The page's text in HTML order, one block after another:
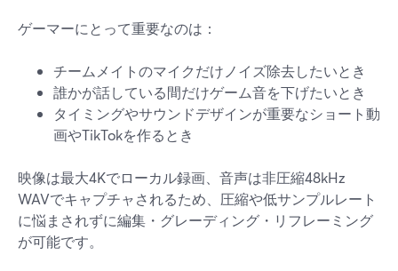
ゲーマーにとって重要なのは：
チームメイトのマイクだけノイズ除去したいとき
誰かが話している間だけゲーム音を下げたいとき
タイミングやサウンドデザインが重要なショート動
画やTikTokを作るとき
映像は最大4Kでローカル録画、音声は非圧縮48kHz
WAVでキャプチャされるため、圧縮や低サンプルレート
に悩まされずに編集・グレーディング・リフレーミング
が可能です。